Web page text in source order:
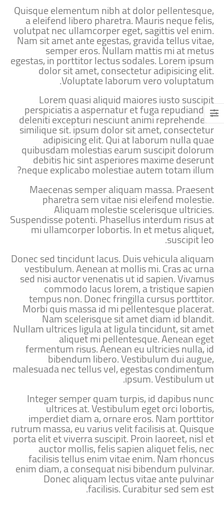
Quisque elementum nibh at dolor pellentesque,
a eleifend libero pharetra. Mauris neque felis,
volutpat nec ullamcorper eget, sagittis vel enim.
Nam sit amet ante egestas, gravida tellus vitae,
semper eros. Nullam mattis mi at metus
egestas, in porttitor lectus sodales. Lorem ipsum
dolor sit amet, consectetur adipisicing elit.
Voluptate laborum vero voluptatum.
Lorem quasi aliquid maiores iusto suscipit
perspiciatis a aspernatur et fuga repudiandae
deleniti excepturi nesciunt animi reprehenderit
similique sit. ipsum dolor sit amet, consectetur
adipisicing elit. Qui at laborum nulla quae
quibusdam molestias earum suscipit dolorum
debitis hic sint asperiores maxime deserunt
neque explicabo molestiae autem totam illum?
Maecenas semper aliquam massa. Praesent
pharetra sem vitae nisi eleifend molestie.
Aliquam molestie scelerisque ultricies.
Suspendisse potenti. Phasellus interdum risus at
mi ullamcorper lobortis. In et metus aliquet,
suscipit leo.
Donec sed tincidunt lacus. Duis vehicula aliquam
vestibulum. Aenean at mollis mi. Cras ac urna
sed nisi auctor venenatis ut id sapien. Vivamus
commodo lacus lorem, a tristique sapien
tempus non. Donec fringilla cursus porttitor.
Morbi quis massa id mi pellentesque placerat.
Nam scelerisque sit amet diam id blandit.
Nullam ultrices ligula at ligula tincidunt, sit amet
aliquet mi pellentesque. Aenean eget
fermentum risus. Aenean eu ultricies nulla, id
bibendum libero. Vestibulum dui augue,
malesuada nec tellus vel, egestas condimentum
ipsum. Vestibulum ut.
Integer semper quam turpis, id dapibus nunc
ultrices at. Vestibulum eget orci lobortis,
imperdiet diam a, ornare eros. Nam porttitor
rutrum massa, eu varius velit facilisis at. Quisque
porta elit et viverra suscipit. Proin laoreet, nisl et
auctor mollis, felis sapien aliquet felis, nec
facilisis tellus enim vitae enim. Nam rhoncus
enim diam, a consequat nisi bibendum pulvinar.
Donec aliquam lectus vitae ante pulvinar
facilisis. Curabitur sed sem est.